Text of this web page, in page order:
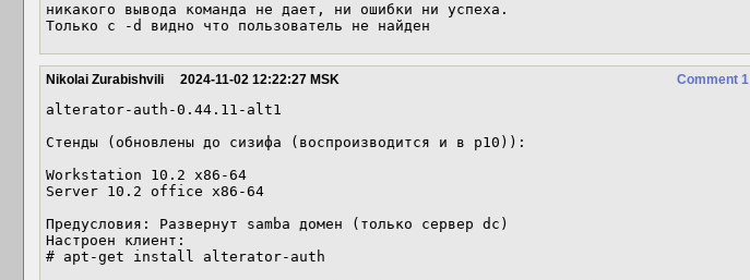
никакого вывода команда не дает, ни ошибки ни успеха.
Только с -d видно что пользователь не найден
Comment 1
Nikolai Zurabishvili 2024-11-02 12:22:27 MSK
alterator-auth-0.44.11-alt1
Стенды (обновлены до сизифа (воспроизводится и в p10)):
Workstation 10.2 x86-64
Server 10.2 office x86-64
Предусловия: Развернут samba домен (только сервер dc)
Настроен клиент:
# apt-get install alterator-auth